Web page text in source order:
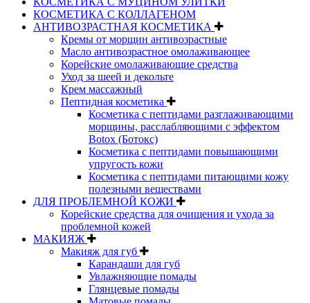
КОСМЕТИКА С КОЛЛАГЕНОМ
АНТИВОЗРАСТНАЯ КОСМЕТИКА
Кремы от морщин антивозрастные
Масло антивозрастное омолаживающее
Корейские омолаживающие средства
Уход за шеей и декольте
Крем массажный
Пептидная косметика
Косметика с пептидами разглаживающими
морщины, расслабляющими с эффектом
Botox (Ботокс)
Косметика с пептидами повышающими
упругость кожи
Косметика с пептидами питающими кожу
полезными веществами
ДЛЯ ПРОБЛЕМНОЙ КОЖИ
Корейские средства для очищения и ухода за
проблемной кожей
МАКИЯЖ
Макияж для губ
Карандаши для губ
Увлажняющие помады
Глянцевые помады